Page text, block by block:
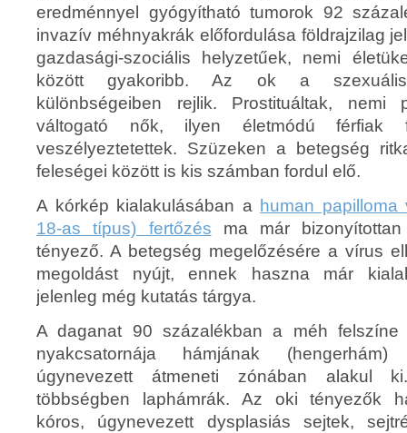
eredménnyel gyógyítható tumorok 92
invazív méhnyakrák előfordulása földrajzilag
gazdasági-szociális helyzetűek, nemi
között gyakoribb. Az ok a szexuális
különbségeiben rejlik. Prostituáltak, nemi
váltogató nők, ilyen életmódú férfiak
veszélyeztetettek. Szüzeken a betegség
feleségei között is kis számban fordul elő.
A kórkép kialakulásában a human
18-as típus) fertőzés ma már
tényező. A betegség megelőzésére a vírus
megoldást nyújt, ennek haszna már
jelenleg még kutatás tárgya.
A daganat 90 százalékban a méh
nyakcsatornája hámjának
úgynevezett átmeneti zónában alakul
többségben laphámrák. Az oki tényezők
kóros, úgynevezett dysplasiás sejtek,